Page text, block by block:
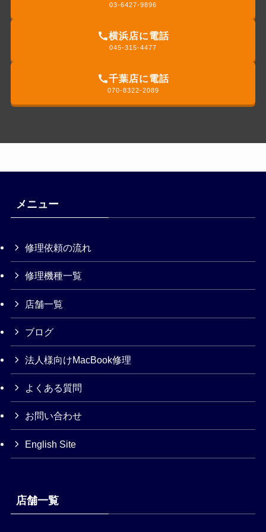
03-6427-9896
横浜店に電話
045-315-4477
千葉店に電話
070-8322-2089
メニュー
修理依頼の流れ
修理機種一覧
店舗一覧
ブログ
法人様向けMacBook修理
よくある質問
お問い合わせ
English Site
店舗一覧